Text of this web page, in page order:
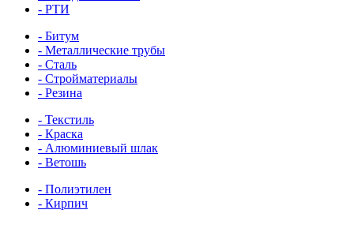
- РТИ
- Битум
- Металлические трубы
- Сталь
- Стройматериалы
- Резина
- Текстиль
- Краска
- Алюминиевый шлак
- Ветошь
- Полиэтилен
- Кирпич